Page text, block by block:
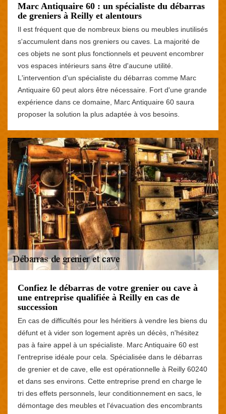
Marc Antiquaire 60 : un spécialiste du débarras
de greniers à Reilly et alentours
Il est fréquent que de nombreux biens ou meubles inutilisés
s'accumulent dans nos greniers ou caves. La majorité de
ces objets ne sont plus fonctionnels et peuvent encombrer
vos espaces intérieurs sans être d'aucune utilité.
L'intervention d'un spécialiste du débarras comme Marc
Antiquaire 60 peut alors être nécessaire. Fort d'une grande
expérience dans ce domaine, Marc Antiquaire 60 saura
proposer la solution la plus adaptée à vos besoins.
Confiez le débarras de votre grenier ou cave à
une entreprise qualifiée à Reilly en cas de
succession
En cas de difficultés pour les héritiers à vendre les biens du
défunt et à vider son logement après un décès, n'hésitez
pas à faire appel à un spécialiste. Marc Antiquaire 60 est
l'entreprise idéale pour cela. Spécialisée dans le débarras
de grenier et de cave, elle est opérationnelle à Reilly 60240
et dans ses environs. Cette entreprise prend en charge le
tri des effets personnels, leur conditionnement en sacs, le
démontage des meubles et l'évacuation des encombrants